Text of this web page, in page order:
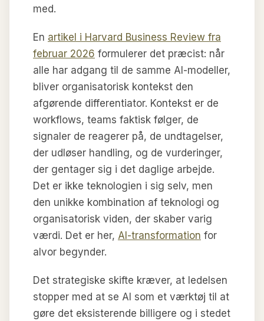
med.
En artikel i Harvard Business Review fra
februar 2026 formulerer det præcist: når
alle har adgang til de samme AI-modeller,
bliver organisatorisk kontekst den
afgørende differentiator. Kontekst er de
workflows, teams faktisk følger, de
signaler de reagerer på, de undtagelser,
der udløser handling, og de vurderinger,
der gentager sig i det daglige arbejde.
Det er ikke teknologien i sig selv, men
den unikke kombination af teknologi og
organisatorisk viden, der skaber varig
værdi. Det er her, AI-transformation for
alvor begynder.
Det strategiske skifte kræver, at ledelsen
stopper med at se AI som et værktøj til at
gøre det eksisterende billigere og i stedet